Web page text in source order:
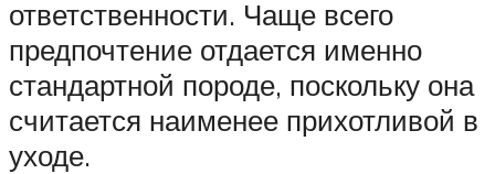
ответственности. Чаще всего
предпочтение отдается именно
стандартной породе, поскольку она
считается наименее прихотливой в
уходе.